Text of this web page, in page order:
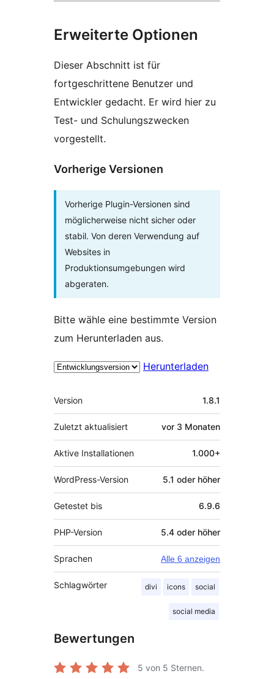
Erweiterte Optionen
Dieser Abschnitt ist für
fortgeschrittene Benutzer und
Entwickler gedacht. Er wird hier zu
Test- und Schulungszwecken
vorgestellt.
Vorherige Versionen
Vorherige Plugin-Versionen sind
möglicherweise nicht sicher oder
stabil. Von deren Verwendung auf
Websites in
Produktionsumgebungen wird
abgeraten.
Bitte wähle eine bestimmte Version
zum Herunterladen aus.
Herunterladen
Meta
Version 1.8.1
Zuletzt aktualisiert vor 3 Monaten
Aktive Installationen 1.000+
WordPress-Version 5.1 oder höher
Getestet bis 6.9.6
PHP-Version 5.4 oder höher
Sprachen Alle 6 anzeigen
Schlagwörter divi icons social
social media
Bewertungen
5 von 5 Sternen.